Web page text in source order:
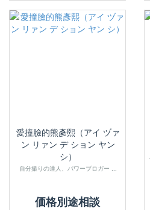
愛撞臉的熊彥熙（アイ ヅァ
ン リァン デ ション ヤン
シ）
自分撮りの達人、パワーブロガー ...
価格別途相談